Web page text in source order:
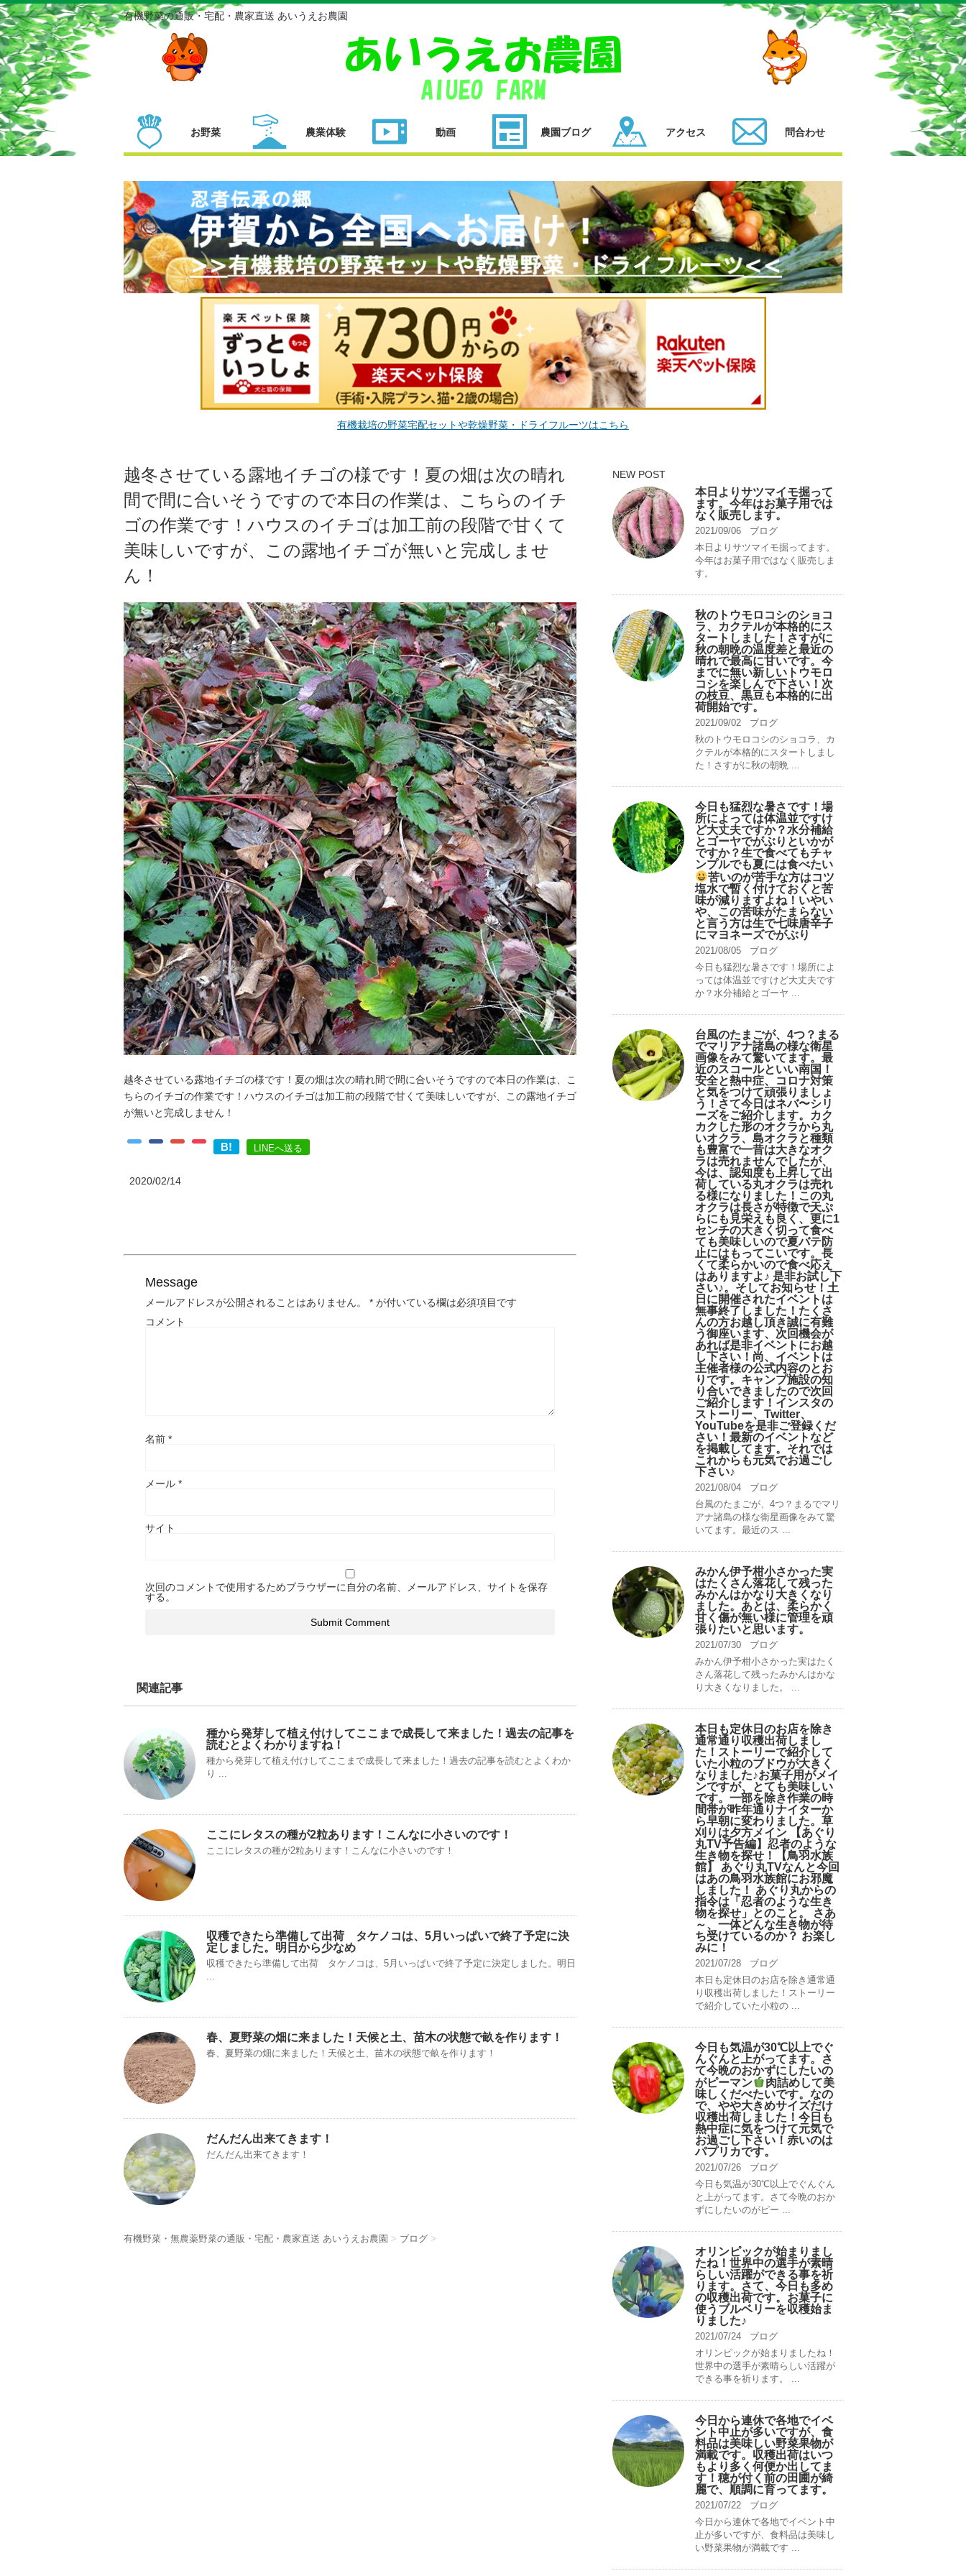
有機野菜の通販・宅配・農家直送 あいうえお農園
お野菜 農業体験 動画 農園ブログ アクセス 問合わせ
有機栽培の野菜宅配セットや乾燥野菜・ドライフルーツはこちら
越冬させている露地イチゴの様です！夏の畑は次の晴れ
間で間に合いそうですので本日の作業は、こちらのイチ
ゴの作業です！ハウスのイチゴは加工前の段階で甘くて
美味しいですが、この露地イチゴが無いと完成しませ
ん！
越冬させている露地イチゴの様です！夏の畑は次の晴れ間で間に合いそうですので本日の作業は、こ
ちらのイチゴの作業です！ハウスのイチゴは加工前の段階で甘くて美味しいですが、この露地イチゴ
が無いと完成しません！
B! LINEへ送る
2020/02/14
Message
メールアドレスが公開されることはありません。 * が付いている欄は必須項目です
コメント
名前 *
メール *
サイト
次回のコメントで使用するためブラウザーに自分の名前、メールアドレス、サイトを保存
する。
関連記事
種から発芽して植え付けしてここまで成長して来ました！過去の記事を
読むとよくわかりますね！
種から発芽して植え付けしてここまで成長して来ました！過去の記事を読むとよくわか
り ...
ここにレタスの種が2粒あります！こんなに小さいのです！
ここにレタスの種が2粒あります！こんなに小さいのです！
収穫できたら準備して出荷 タケノコは、5月いっぱいで終了予定に決
定しました。明日から少なめ
収穫できたら準備して出荷 タケノコは、5月いっぱいで終了予定に決定しました。明日
春、夏野菜の畑に来ました！天候と土、苗木の状態で畝を作ります！
春、夏野菜の畑に来ました！天候と土、苗木の状態で畝を作ります！
だんだん出来てきます！
だんだん出来てきます！
有機野菜・無農薬野菜の通販・宅配・農家直送 あいうえお農園 > ブログ >
NEW POST
本日よりサツマイモ掘って
ます。今年はお菓子用では
なく販売します。
2021/09/06
ブログ
本日よりサツマイモ掘ってます。
今年はお菓子用ではなく販売しま
す。
秋のトウモロコシのショコ
ラ、カクテルが本格的にス
タートしました！さすがに
秋の朝晩の温度差と最近の
晴れで最高に甘いです。今
までに無い新しいトウモロ
コシを楽しんで下さい！次
の枝豆、黒豆も本格的に出
荷開始です。
2021/09/02
ブログ
秋のトウモロコシのショコラ、カ
クテルが本格的にスタートしまし
た！さすがに秋の朝晩 ...
今日も猛烈な暑さです！場
所によっては体温並ですけ
ど大丈夫ですか？水分補給
とゴーヤでがぶりといかが
ですか？生で食べてもチャ
ンプルでも夏には食べたい
苦いのが苦手な方はコツ
塩水で暫く付けておくと苦
味が減りますよね！いやい
や、この苦味がたまらない
と言う方は生で七味唐辛子
にマヨネーズでがぶり
2021/08/05
ブログ
今日も猛烈な暑さです！場所によ
っては体温並ですけど大丈夫です
か？水分補給とゴーヤ ...
台風のたまごが、4つ？まる
でマリアナ諸島の様な衛星
画像をみて驚いてます。最
近のスコールといい南国！
安全と熱中症、コロナ対策
と気をつけて頑張りましょ
う！さて今日はネバ〜シリ
ーズをご紹介します。カク
カクした形のオクラから丸
いオクラ、島オクラと種類
も豊富で一昔は大きなオク
ラは売れませんでしたが、
今は、認知度も上昇して出
荷している丸オクラは売れ
る様になりました！この丸
オクラは長さが特徴で天ぷ
らにも見栄えも良く、更に1
センチの大きく切って食べ
ても美味しいので夏バテ防
止にはもってこいです。長
くて柔らかいので食べ応え
はありますよ♪ 是非お試し下
さい♪。そしてお知らせ！土
日に開催されたイベントは
無事終了しました！たくさ
んの方お越し頂き誠に有難
う御座います、次回機会が
あれば是非イベントにお越
し下さい！尚、イベントは
主催者様の公式内容のとお
りです。キャンプ️施設の知
り合いできましたので次回
ご紹介します！インスタの
ストーリー、Twitter、
YouTubeを是非ご登録くだ
さい！最新のイベントなど
を掲載してます。それでは
これからも元気でお過ごし
下さい♪
2021/08/04
ブログ
台風のたまごが、4つ？まるでマリ
アナ諸島の様な衛星画像をみて驚
いてます。最近のス ...
みかん伊予柑小さかった実
はたくさん落花して残った
みかんはかなり大きくなり
ました。あとは、柔らかく
甘く傷が無い様に管理を頑
張りたいと思います。
2021/07/30
ブログ
みかん伊予柑小さかった実はたく
さん落花して残ったみかんはかな
り大きくなりました。 ...
本日も定休日のお店を除き
通常通り収穫出荷しまし
た！ストーリーで紹介して
いた小粒のブドウが大きく
なりました♪お菓子用がメイ
ンですが、とても美味しい
です。一部を除き作業の時
間帯が昨年通りナイターか
ら早朝に変わりました。草
刈りは夕方メイン 【あぐり
丸TV予告編】忍者のような
生き物を探せ！【鳥羽水族
館】 あぐり丸TVなんと今回
はあの鳥羽水族館にお邪魔
しました！ あぐり丸からの
指令は「忍者のような生き
物を探せ」とのこと。 さあ
～、一体どんな生き物が待
ち受けているのか？ お楽し
みに！
2021/07/28
ブログ
本日も定休日のお店を除き通常通
り収穫出荷しました！ストーリー
で紹介していた小粒の ...
今日も気温が30℃以上でぐ
んぐんと上がってます。さ
て今晩のおかずにしたいの
がピーマン
肉詰めして美
味しくだべたいです。なの
で、やや大きめサイズだけ
収穫出荷しました！今日も
熱中症に気をつけて元気で
お過ごし下さい！赤いのは
パプリカです。
2021/07/26
ブログ
今日も気温が30℃以上でぐんぐん
と上がってます。さて今晩のおか
ずにしたいのがピー ...
オリンピックが始まりまし
たね！世界中の選手が素晴
らしい活躍ができる事を祈
ります。さて、今日も多め
の収穫出荷です。お菓子に
使うブルベリーを収穫始ま
りました♪
2021/07/24
ブログ
オリンピックが始まりましたね！
世界中の選手が素晴らしい活躍が
できる事を祈ります。 ...
今日から連休で各地でイベ
ント中止が多いですが、食
料品は美味しい野菜果物が
満載です。収穫出荷はいつ
もより多く何便か出してま
す！穂が付く前の田圃が綺
麗で、順調に育ってます。
2021/07/22
ブログ
今日から連休で各地でイベント中
止が多いですが、食料品は美味し
い野菜果物が満載です ...